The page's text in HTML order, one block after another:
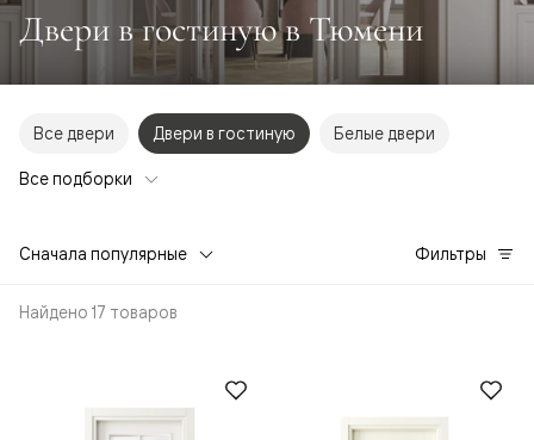
Двери в гостиную в Тюмени
Все двери Двери в гостиную Белые двери
Все подборки
Сначала популярные Фильтры
Найдено 17 товаров